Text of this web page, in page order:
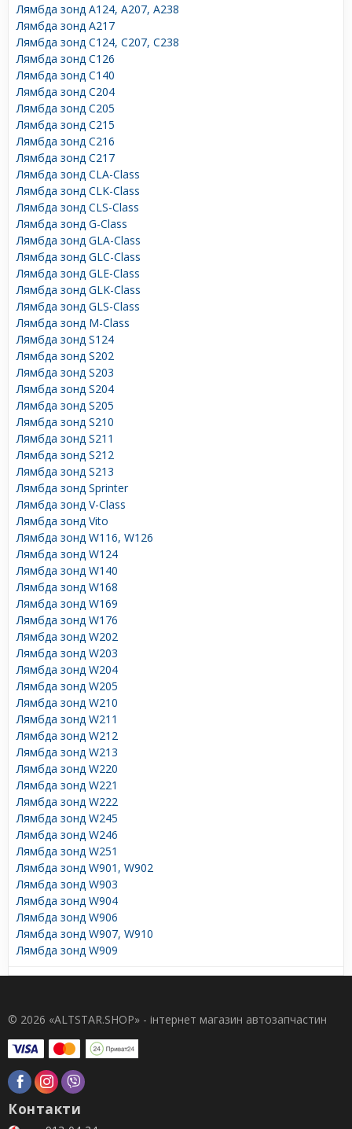
Лямбда зонд A124, A207, A238
Лямбда зонд A217
Лямбда зонд C124, C207, C238
Лямбда зонд C126
Лямбда зонд C140
Лямбда зонд C204
Лямбда зонд C205
Лямбда зонд C215
Лямбда зонд C216
Лямбда зонд C217
Лямбда зонд CLA-Class
Лямбда зонд CLK-Class
Лямбда зонд CLS-Class
Лямбда зонд G-Class
Лямбда зонд GLA-Class
Лямбда зонд GLC-Class
Лямбда зонд GLE-Class
Лямбда зонд GLK-Class
Лямбда зонд GLS-Class
Лямбда зонд M-Class
Лямбда зонд S124
Лямбда зонд S202
Лямбда зонд S203
Лямбда зонд S204
Лямбда зонд S205
Лямбда зонд S210
Лямбда зонд S211
Лямбда зонд S212
Лямбда зонд S213
Лямбда зонд Sprinter
Лямбда зонд V-Class
Лямбда зонд Vito
Лямбда зонд W116, W126
Лямбда зонд W124
Лямбда зонд W140
Лямбда зонд W168
Лямбда зонд W169
Лямбда зонд W176
Лямбда зонд W202
Лямбда зонд W203
Лямбда зонд W204
Лямбда зонд W205
Лямбда зонд W210
Лямбда зонд W211
Лямбда зонд W212
Лямбда зонд W213
Лямбда зонд W220
Лямбда зонд W221
Лямбда зонд W222
Лямбда зонд W245
Лямбда зонд W246
Лямбда зонд W251
Лямбда зонд W901, W902
Лямбда зонд W903
Лямбда зонд W904
Лямбда зонд W906
Лямбда зонд W907, W910
Лямбда зонд W909
© 2026 «ALTSTAR.SHOP» - інтернет магазин автозапчастин
Контакти